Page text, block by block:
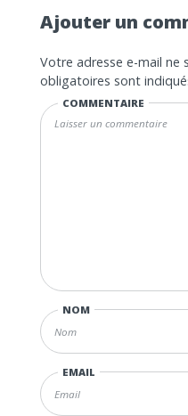
Ajouter un
Votre adresse e-mail ne
obligatoires sont
COMMENTAIRE
NOM
EMAIL